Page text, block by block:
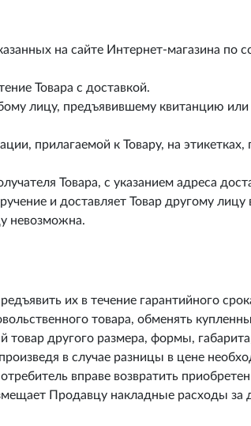
на сайте Интернет-магазина по
Товара с доставкой.
лицу, предъявившему квитанцию или
прилагаемой к Товару, на этикетках,
Товара, с указанием адреса
и доставляет Товар другому лицу
невозможна.
их в течение гарантийного
товара, обменять
товар другого размера, формы,
в случае разницы в цене
вправе возвратить
Продавцу накладные расходы за